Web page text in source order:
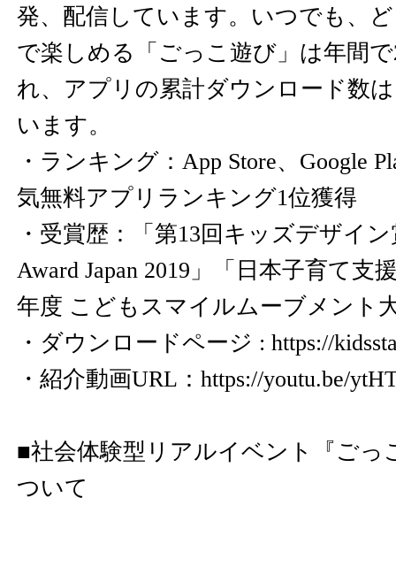
発、配信しています。いつでも、
で楽しめる「ごっこ遊び」は年間
れ、アプリの累計ダウンロード数
います。
・ランキング：App Store、Google
気無料アプリランキング1位獲得
・受賞歴：「第13回キッズデザイン
Award Japan 2019」「日本子育て支
年度 こどもスマイルムーブメント
・ダウンロードページ : https://
・紹介動画URL： https://youtu.be/
■社会体験型リアルイベント『ごっ
ついて